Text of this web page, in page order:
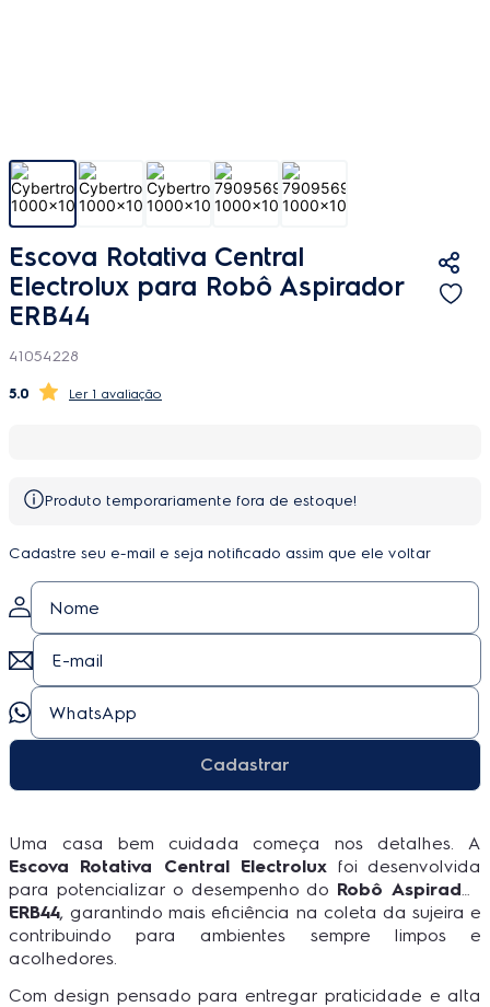
Escova Rotativa Central
Electrolux para Robô Aspirador
ERB44
41054228
5.0 1 avaliação
Produto temporariamente fora de estoque!
Cadastre seu e-mail e seja notificado assim que ele voltar
Cadastrar
Uma casa bem cuidada começa nos detalhes. A
Escova Rotativa Central Electrolux foi desenvolvida
para potencializar o desempenho do Robô Aspirador
ERB44, garantindo mais eficiência na coleta da sujeira e
contribuindo para ambientes sempre limpos e
acolhedores.
Com design pensado para entregar praticidade e alta